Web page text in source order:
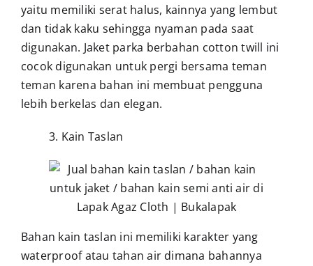
yaitu memiliki serat halus, kainnya yang lembut
dan tidak kaku sehingga nyaman pada saat
digunakan. Jaket parka berbahan cotton twill ini
cocok digunakan untuk pergi bersama teman
teman karena bahan ini membuat pengguna
lebih berkelas dan elegan.
3. Kain Taslan
Bahan kain taslan ini memiliki karakter yang
waterproof atau tahan air dimana bahannya